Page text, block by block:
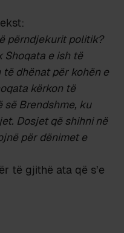
përndjekurit politik?
Shoqata e ish të
dhënat për kohën e
kërkon të
së Brendshme, ku
Dosjet që shihni në
për dënimet e
të gjithë ata që s’e